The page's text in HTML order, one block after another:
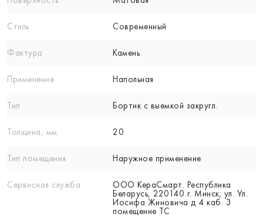
Стиль Современный
Фактура Камень
Применение Напольная
Тип Бортик с выемкой закругл.
Толщина, мм 20
Тип помещения Наружное применение
Сервисная служба
ООО КераСмарт. Республика
Беларусь, 220140 г. Минск; ул. Ул.
Иосифа Жиновича д 4 каб. 3
помещение ТС